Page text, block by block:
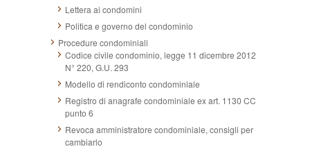
Lettera ai condomini
Politica e governo del condominio
Procedure condominiali
Codice civile condominio, legge 11 dicembre 2012
N° 220, G.U. 293
Modello di rendiconto condominiale
Registro di anagrafe condominiale ex art. 1130 CC
punto 6
Revoca amministratore condominiale, consigli per
cambiarlo